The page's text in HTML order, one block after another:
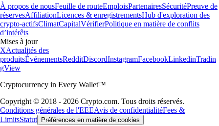
À propos de nousFeuille de routeEmploisPartenairesSécuritéPreuve de
réservesAffiliationLicences & enregistrementsHub d'exploration des
crypto-actifsClimatCapitalVérifierPolitique en matière de conflits
d’intérêts
Mises à jour
XActualités des
produitsÉvénementsRedditDiscordInstagramFacebookLinkedinTradin
gView
Cryptocurrency in Every Wallet™
Copyright © 2018 - 2026 Crypto.com. Tous droits réservés.
Conditions générales de l'EEEAvis de confidentialitéFees &
LimitsStatut Préférences en matière de cookies